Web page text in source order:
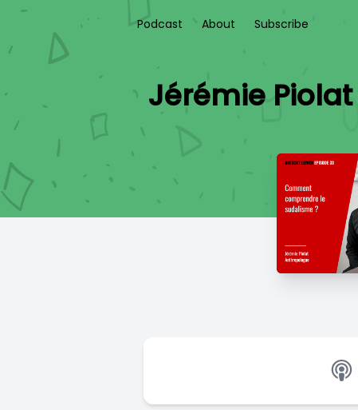
Podcast About Subscribe
Jérémie